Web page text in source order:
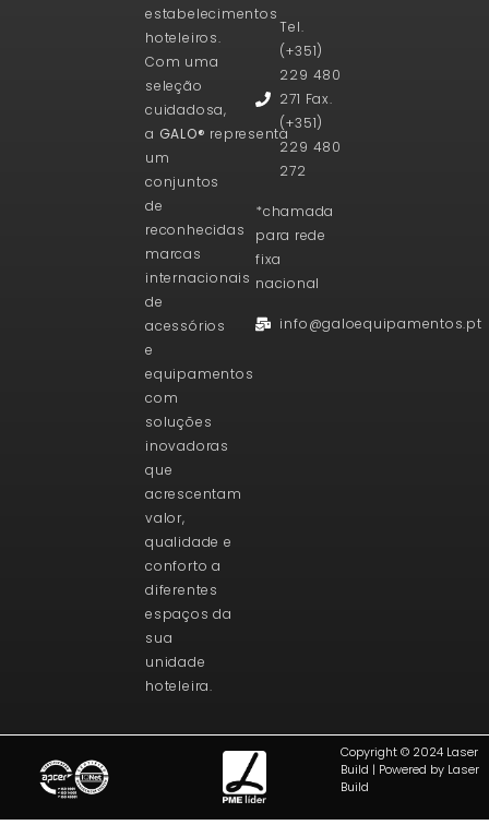
estabelecimentos
hoteleiros.
Com uma
seleção
cuidadosa,
a GALO® representa
um
conjuntos
de
reconhecidas
marcas
internacionais
de
acessórios
e
equipamentos
com
soluções
inovadoras
que
acrescentam
valor,
qualidade e
conforto a
diferentes
espaços da
sua
unidade
hoteleira.
Tel.
(+351)
229 480
271 Fax.
(+351)
229 480
272
*chamada
para rede
fixa
nacional
info@galoequipamentos.pt
Copyright © 2024 Laser
Build | Powered by Laser
Build